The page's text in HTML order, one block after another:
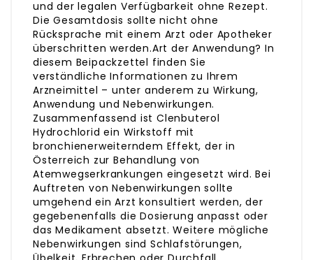
und der legalen Verfügbarkeit ohne Rezept.
Die Gesamtdosis sollte nicht ohne
Rücksprache mit einem Arzt oder Apotheker
überschritten werden.Art der Anwendung? In
diesem Beipackzettel finden Sie
verständliche Informationen zu Ihrem
Arzneimittel – unter anderem zu Wirkung,
Anwendung und Nebenwirkungen.
Zusammenfassend ist Clenbuterol
Hydrochlorid ein Wirkstoff mit
bronchienerweiterndem Effekt, der in
Österreich zur Behandlung von
Atemwegserkrankungen eingesetzt wird. Bei
Auftreten von Nebenwirkungen sollte
umgehend ein Arzt konsultiert werden, der
gegebenenfalls die Dosierung anpasst oder
das Medikament absetzt. Weitere mögliche
Nebenwirkungen sind Schlafstörungen,